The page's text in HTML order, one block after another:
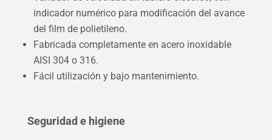
indicador numérico para modificación del avance
del film de polietileno.
Fabricada completamente en acero inoxidable
AISI 304 o 316.
Fácil utilización y bajo mantenimiento.
Seguridad e higiene